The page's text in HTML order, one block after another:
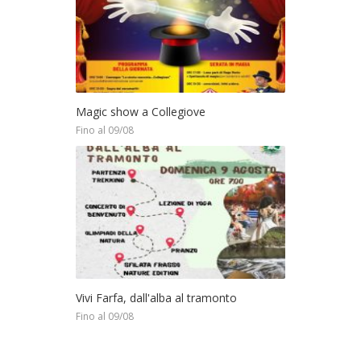
Magic show a Collegiove
Fino al 09/08
Vivi Farfa, dall'alba al tramonto
Fino al 09/08